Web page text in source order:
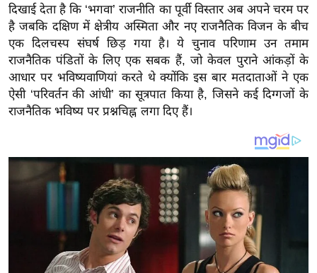
ट
खे
ल
क्रि
के
ट
दिखाई देता है कि ‘भगवा’ राजनीति का पूर्वी विस्तार अब अपने चरम पर
है जबकि दक्षिण में क्षेत्रीय अस्मिता और नए राजनैतिक विजन के बीच
एक दिलचस्प संघर्ष छिड़ गया है। ये चुनाव परिणाम उन तमाम
राजनैतिक पंडितों के लिए एक सबक हैं, जो केवल पुराने आंकड़ों के
आधार पर भविष्यवाणियां करते थे क्योंकि इस बार मतदाताओं ने एक
ऐसी ‘परिवर्तन की आंधी’ का सूत्रपात किया है, जिसने कई दिग्गजों के
राजनैतिक भविष्य पर प्रश्नचिह्न लगा दिए हैं।